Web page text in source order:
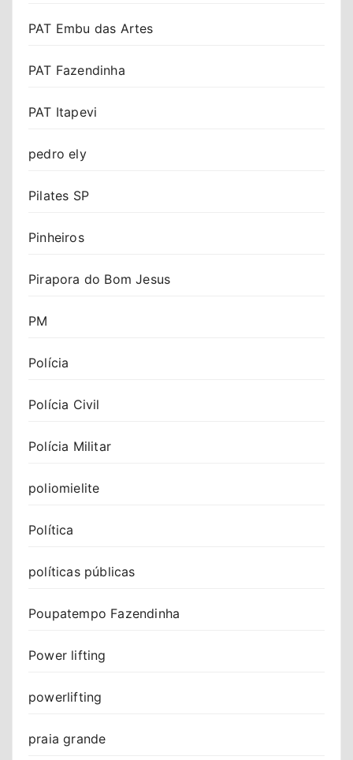
PAT Embu das Artes
PAT Fazendinha
PAT Itapevi
pedro ely
Pilates SP
Pinheiros
Pirapora do Bom Jesus
PM
Polícia
Polícia Civil
Polícia Militar
poliomielite
Política
políticas públicas
Poupatempo Fazendinha
Power lifting
powerlifting
praia grande